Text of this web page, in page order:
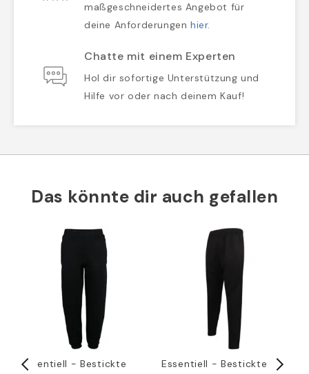
maßgeschneidertes Angebot für
deine Anforderungen hier.
Chatte mit einem Experten
Hol dir sofortige Unterstützung und
Hilfe vor oder nach deinem Kauf!
Das könnte dir auch gefallen
Essentiell - Bestickte
Essentiell - Bestickte